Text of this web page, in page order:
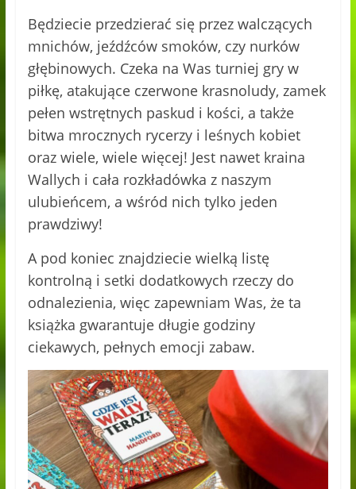
Będziecie przedzierać się przez walczących
mnichów, jeźdźców smoków, czy nurków
głębinowych. Czeka na Was turniej gry w
piłkę, atakujące czerwone krasnoludy, zamek
pełen wstrętnych paskud i kości, a także
bitwa mrocznych rycerzy i leśnych kobiet
oraz wiele, wiele więcej! Jest nawet kraina
Wallych i cała rozkładówka z naszym
ulubieńcem, a wśród nich tylko jeden
prawdziwy!
A pod koniec znajdziecie wielką listę
kontrolną i setki dodatkowych rzeczy do
odnalezienia, więc zapewniam Was, że ta
książka gwarantuje długie godziny
ciekawych, pełnych emocji zabaw.